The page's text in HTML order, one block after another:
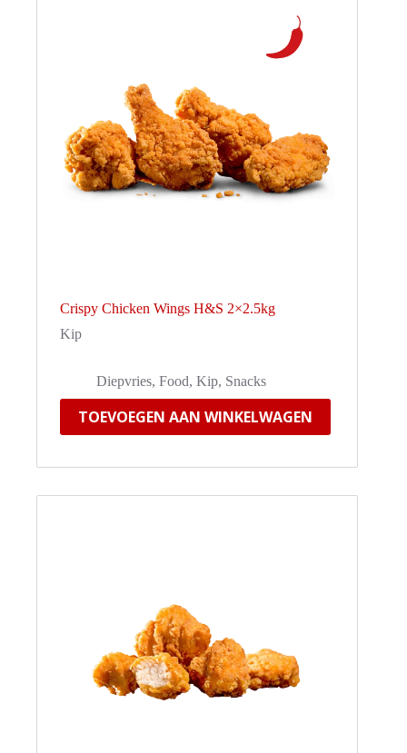
Crispy Chicken Wings H&S 2×2.5kg
Kip
Diepvries, Food, Kip, Snacks
TOEVOEGEN AAN WINKELWAGEN